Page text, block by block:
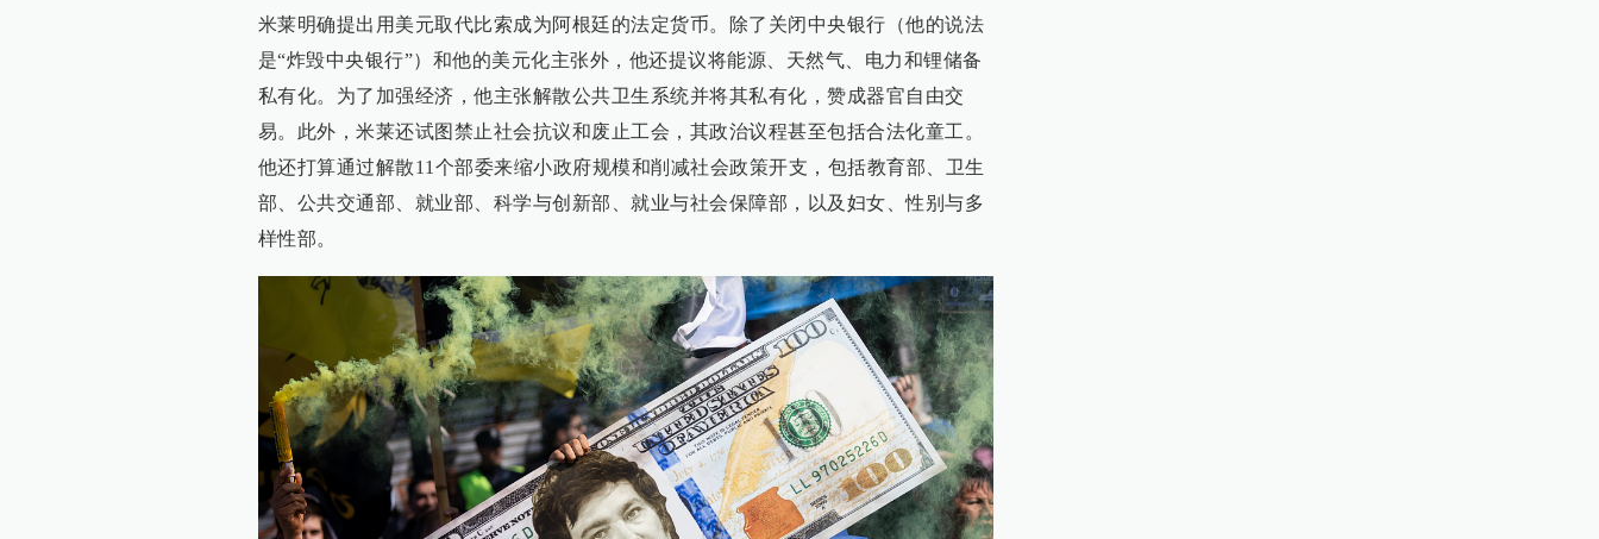
米莱明确提出用美元取代比索成为阿根廷的法定货币。除了关闭中央银行（他的说法
是“炸毁中央银行”）和他的美元化主张外，他还提议将能源、天然气、电力和锂储备
私有化。为了加强经济，他主张解散公共卫生系统并将其私有化，赞成器官自由交
易。此外，米莱还试图禁止社会抗议和废止工会，其政治议程甚至包括合法化童工。
他还打算通过解散11个部委来缩小政府规模和削减社会政策开支，包括教育部、卫生
部、公共交通部、就业部、科学与创新部、就业与社会保障部，以及妇女、性别与多
样性部。